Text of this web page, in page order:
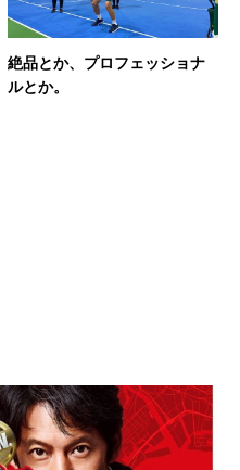
スを軸にたくさん勉強させても
使して、 テニス業界、スポーツ
いる今現在。 座右の銘は
才なし」 セミナー講師や研修も
絶品とか、プロフェッショナ
ルとか。